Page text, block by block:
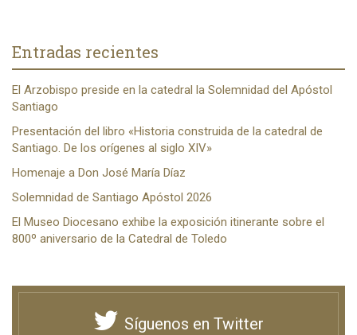
Entradas recientes
El Arzobispo preside en la catedral la Solemnidad del Apóstol
Santiago
Presentación del libro «Historia construida de la catedral de
Santiago. De los orígenes al siglo XIV»
Homenaje a Don José María Díaz
Solemnidad de Santiago Apóstol 2026
El Museo Diocesano exhibe la exposición itinerante sobre el
800º aniversario de la Catedral de Toledo
Síguenos en Twitter